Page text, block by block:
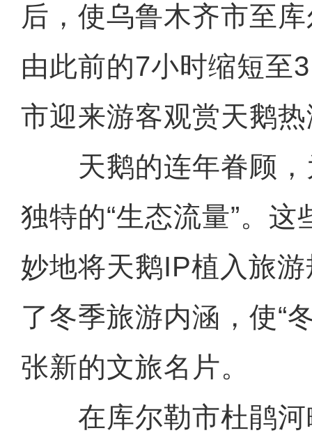
后，使乌鲁木齐市至
由此前的7小时缩短至
市迎来游客观赏天鹅
天鹅的连年眷顾，
独特的“生态流量”。
妙地将天鹅IP植入旅
了冬季旅游内涵，使“
张新的文旅名片。
在库尔勒市杜鹃河